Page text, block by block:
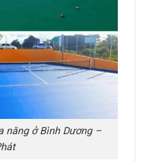
năng ở Bình Dương –